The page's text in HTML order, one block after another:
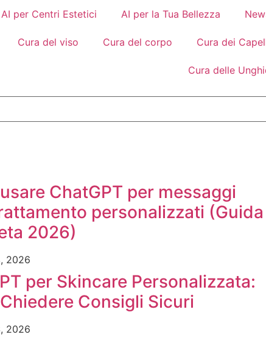
AI per Centri Estetici AI per la Tua Bellezza
Cura del viso Cura del corpo Cura dei
Cura delle
ChatGPT per messaggi
personalizzati (Guida
2026)
2026
per Skincare Personalizzata:
Consigli Sicuri
2026